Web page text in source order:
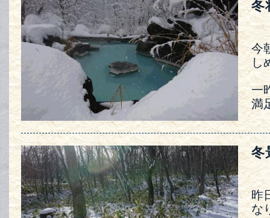
冬
今
し
一
満
冬
昨
な